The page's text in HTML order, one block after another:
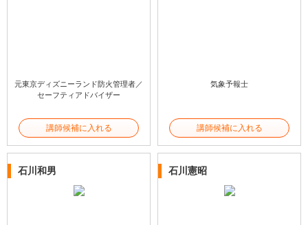
元東京ディズニーランド防火管理者／
セーフティアドバイザー
講師候補に入れる
気象予報士
講師候補に入れる
石川和男 石川憲昭